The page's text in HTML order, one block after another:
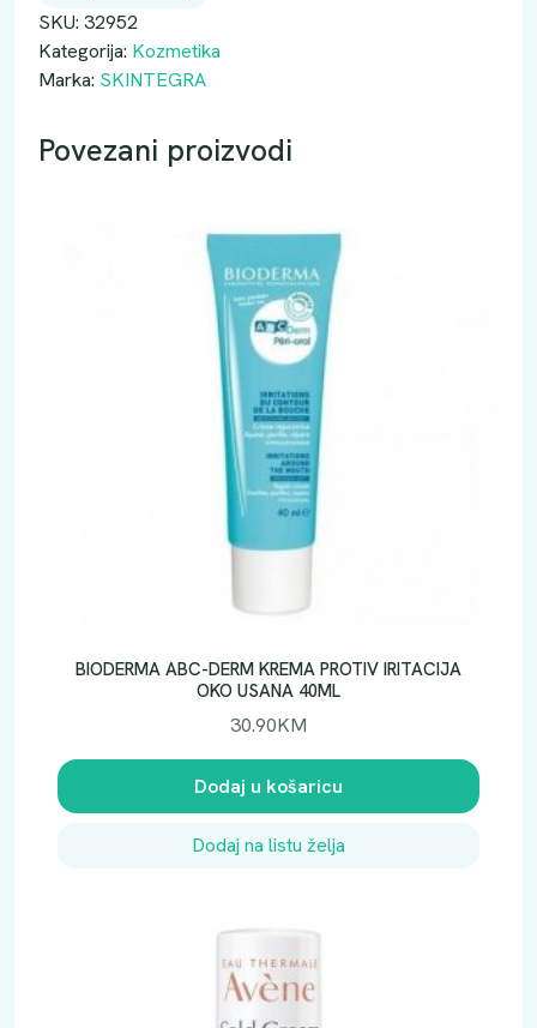
SKU: 32952
Kategorija: Kozmetika
Marka: SKINTEGRA
Povezani proizvodi
BIODERMA ABC-DERM KREMA PROTIV IRITACIJA
OKO USANA 40ML
30.90KM
Dodaj u košaricu
Dodaj na listu želja